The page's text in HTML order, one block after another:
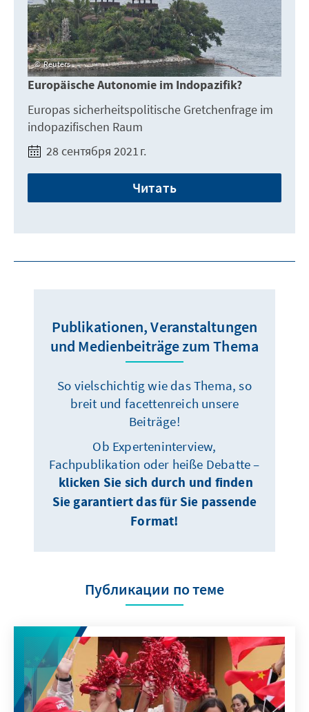
Reuters
Europäische Autonomie im Indopazifik?
Europas sicherheitspolitische Gretchenfrage im
indopazifischen Raum
28 сентября 2021 г.
Читать
Publikationen, Veranstaltungen
und Medienbeiträge zum Thema
So vielschichtig wie das Thema, so
breit und facettenreich unsere
Beiträge!
Ob Experteninterview,
Fachpublikation oder heiße Debatte –
klicken Sie sich durch und finden
Sie garantiert das für Sie passende
Format!
Публикации по теме